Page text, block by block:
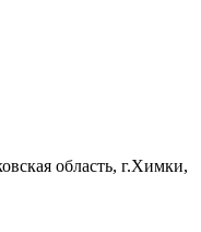
область, г.Химки,